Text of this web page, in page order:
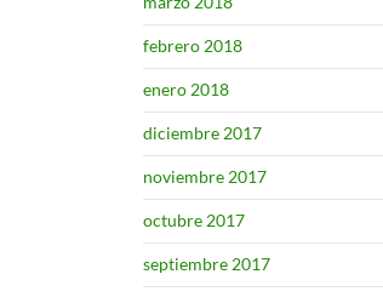
febrero 2018
enero 2018
diciembre 2017
noviembre 2017
octubre 2017
septiembre 2017